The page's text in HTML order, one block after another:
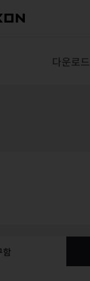
다운로드
함